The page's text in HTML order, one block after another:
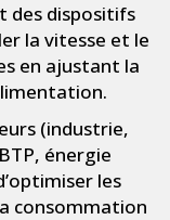
des dispositifs
la vitesse et le
en ajustant la
(industrie,
énergie
les
consommation